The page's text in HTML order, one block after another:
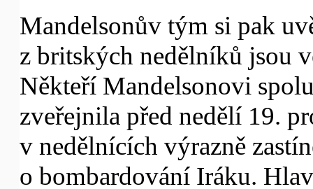
Mandelsonův tým si pak
z britských nedělníků jsou
Někteří Mandelsonovi
zveřejnila před nedělí 19.
v nedělnících výrazně
o bombardování Iráku.